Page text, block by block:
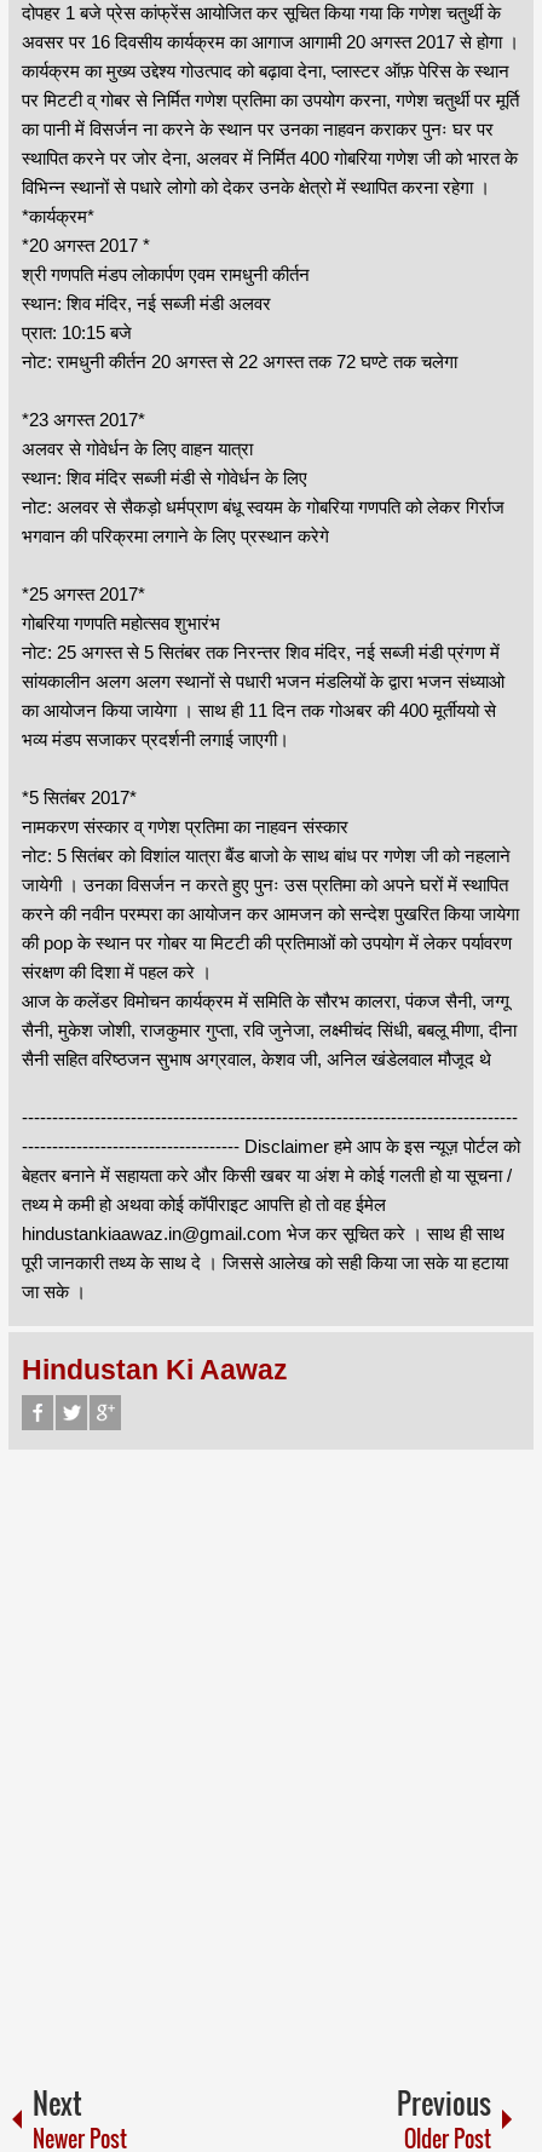
दोपहर 1 बजे प्रेस कांफ्रेंस आयोजित कर सूचित किया गया कि गणेश चतुर्थी के
अवसर पर 16 दिवसीय कार्यक्रम का आगाज आगामी 20 अगस्त 2017 से होगा ।
कार्यक्रम का मुख्य उद्देश्य गोउत्पाद को बढ़ावा देना, प्लास्टर ऑफ़ पेरिस के स्थान
पर मिटटी व् गोबर से निर्मित गणेश प्रतिमा का उपयोग करना, गणेश चतुर्थी पर मूर्ति
का पानी में विसर्जन ना करने के स्थान पर उनका नाहवन कराकर पुनः घर पर
स्थापित करने पर जोर देना, अलवर में निर्मित 400 गोबरिया गणेश जी को भारत के
विभिन्न स्थानों से पधारे लोगो को देकर उनके क्षेत्रो में स्थापित करना रहेगा ।
*कार्यक्रम*
*20 अगस्त 2017 *
श्री गणपति मंडप लोकार्पण एवम रामधुनी कीर्तन
स्थान: शिव मंदिर, नई सब्जी मंडी अलवर
प्रात: 10:15 बजे
नोट: रामधुनी कीर्तन 20 अगस्त से 22 अगस्त तक 72 घण्टे तक चलेगा
*23 अगस्त 2017*
अलवर से गोवेर्धन के लिए वाहन यात्रा
स्थान: शिव मंदिर सब्जी मंडी से गोवेर्धन के लिए
नोट: अलवर से सैकड़ो धर्मप्राण बंधू स्वयम के गोबरिया गणपति को लेकर गिर्राज
भगवान की परिक्रमा लगाने के लिए प्रस्थान करेगे
*25 अगस्त 2017*
गोबरिया गणपति महोत्सव शुभारंभ
नोट: 25 अगस्त से 5 सितंबर तक निरन्तर शिव मंदिर, नई सब्जी मंडी प्रंगण में
सांयकालीन अलग अलग स्थानों से पधारी भजन मंडलियों के द्वारा भजन संध्याओ
का आयोजन किया जायेगा । साथ ही 11 दिन तक गोअबर की 400 मूर्तीययो से
भव्य मंडप सजाकर प्रदर्शनी लगाई जाएगी।
*5 सितंबर 2017*
नामकरण संस्कार व् गणेश प्रतिमा का नाहवन संस्कार
नोट: 5 सितंबर को विशांल यात्रा बैंड बाजो के साथ बांध पर गणेश जी को नहलाने
जायेगी । उनका विसर्जन न करते हुए पुनः उस प्रतिमा को अपने घरों में स्थापित
करने की नवीन परम्परा का आयोजन कर आमजन को सन्देश पुखरित किया जायेगा
की pop के स्थान पर गोबर या मिटटी की प्रतिमाओं को उपयोग में लेकर पर्यावरण
संरक्षण की दिशा में पहल करे ।
आज के कलेंडर विमोचन कार्यक्रम में समिति के सौरभ कालरा, पंकज सैनी, जग्गू
सैनी, मुकेश जोशी, राजकुमार गुप्ता, रवि जुनेजा, लक्ष्मीचंद सिंधी, बबलू मीणा, दीना
सैनी सहित वरिष्ठजन सुभाष अग्रवाल, केशव जी, अनिल खंडेलवाल मौजूद थे
----------------------------------------------------------------------------------
------------------------------------ Disclaimer हमे आप के इस न्यूज़ पोर्टल को
बेहतर बनाने में सहायता करे और किसी खबर या अंश मे कोई गलती हो या सूचना /
तथ्य मे कमी हो अथवा कोई कॉपीराइट आपत्ति हो तो वह ईमेल
hindustankiaawaz.in@gmail.com भेज कर सूचित करे । साथ ही साथ
पूरी जानकारी तथ्य के साथ दे । जिससे आलेख को सही किया जा सके या हटाया
जा सके ।
Hindustan Ki Aawaz
Next
Newer Post
Previous
Older Post